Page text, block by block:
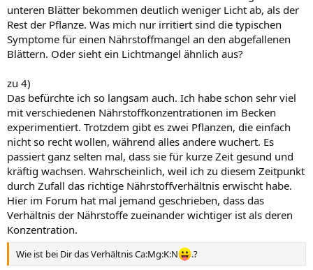
unteren Blätter bekommen deutlich weniger Licht ab, als der
Rest der Pflanze. Was mich nur irritiert sind die typischen
Symptome für einen Nährstoffmangel an den abgefallenen
Blättern. Oder sieht ein Lichtmangel ähnlich aus?
zu 4)
Das befürchte ich so langsam auch. Ich habe schon sehr viel
mit verschiedenen Nährstoffkonzentrationen im Becken
experimentiert. Trotzdem gibt es zwei Pflanzen, die einfach
nicht so recht wollen, während alles andere wuchert. Es
passiert ganz selten mal, dass sie für kurze Zeit gesund und
kräftig wachsen. Wahrscheinlich, weil ich zu diesem Zeitpunkt
durch Zufall das richtige Nährstoffverhältnis erwischt habe.
Hier im Forum hat mal jemand geschrieben, dass das
Verhältnis der Nährstoffe zueinander wichtiger ist als deren
Konzentration.
Wie ist bei Dir das Verhältnis Ca:Mg:K:N .?